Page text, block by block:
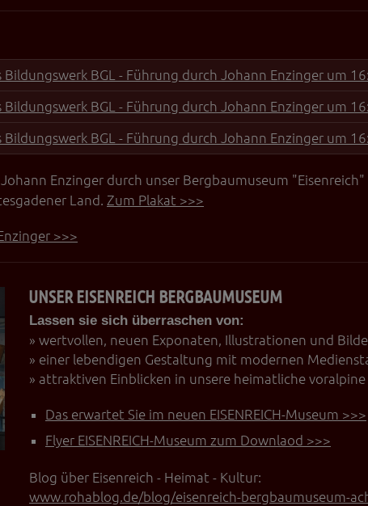
Bildungswerk BGL - Führung durch Johann Enzinger um
Bildungswerk BGL - Führung durch Johann Enzinger um
Bildungswerk BGL - Führung durch Johann Enzinger um
Enzinger durch unser Bergbaumuseum
Land. Zum Plakat >>>
>>>
UNSER EISENREICH BERGBAUMUSEUM
Lassen sie sich überraschen von:
» wertvollen, neuen Exponaten, Illustrationen und
» einer lebendigen Gestaltung mit modernen
» attraktiven Einblicken in unsere heimatliche voralpine
Das erwartet Sie im neuen EISENREICH-Museum >>>
Flyer EISENREICH-Museum zum Downlaod >>>
Blog über Eisenreich - Heimat - Kultur:
www.rohablog.de/blog/eisenreich-bergbaumuseum-